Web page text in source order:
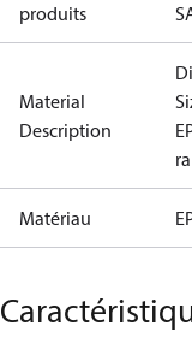
produits
Material
Description
Matériau